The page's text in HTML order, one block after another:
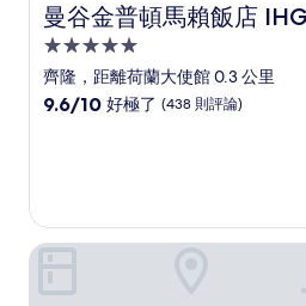
曼谷金普頓馬賴飯店
曼谷金普頓馬賴飯店 IHG 旗下
5.0
星
級
齊隆，距離荷蘭大使館 0.3 公里
9.6
好
極
9.6/10 好極了 (438 則評論)
曼谷辛德霍恩市中心飯店,